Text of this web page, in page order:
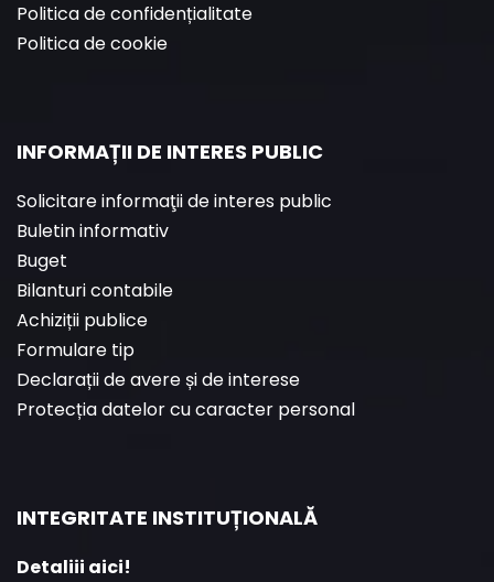
Politica de confidențialitate
Politica de cookie
INFORMAȚII DE INTERES PUBLIC
Solicitare informaţii de interes public
Buletin informativ
Buget
Bilanturi contabile
Achiziții publice
Formulare tip
Declarații de avere și de interese
Protecția datelor cu caracter personal
INTEGRITATE INSTITUȚIONALĂ
Detaliii aici!